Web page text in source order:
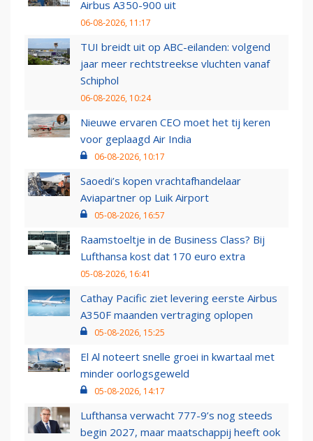
Airbus A350-900 uit
06-08-2026, 11:17
TUI breidt uit op ABC-eilanden: volgend
jaar meer rechtstreekse vluchten vanaf
Schiphol
06-08-2026, 10:24
Nieuwe ervaren CEO moet het tij keren
voor geplaagd Air India
06-08-2026, 10:17
Saoedi’s kopen vrachtafhandelaar
Aviapartner op Luik Airport
05-08-2026, 16:57
Raamstoeltje in de Business Class? Bij
Lufthansa kost dat 170 euro extra
05-08-2026, 16:41
Cathay Pacific ziet levering eerste Airbus
A350F maanden vertraging oplopen
05-08-2026, 15:25
El Al noteert snelle groei in kwartaal met
minder oorlogsgeweld
05-08-2026, 14:17
Lufthansa verwacht 777-9’s nog steeds
begin 2027, maar maatschappij heeft ook